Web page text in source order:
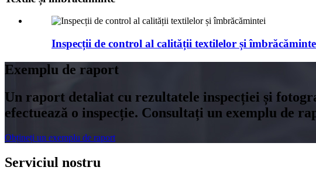
Inspecții de control al calității textilelor și
Exemplu de raport
Un raport detaliat cu rezultatele inspecției și
efectuează o inspecție. Consultați un exemplu de
Obțineți un exemplu de raport
Serviciul nostru